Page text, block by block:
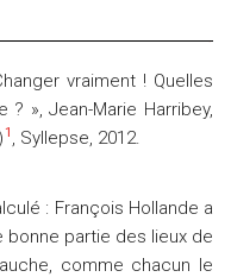
vraiment ! Quelles
», Jean-Marie Harribey,
1 , Syllepse, 2012.
: François Hollande a
partie des lieux de
comme chacun le